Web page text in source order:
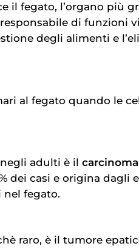
il fegato, l’organo più
di funzioni
degli alimenti e
al fegato quando le
adulti è il
dei casi e origina dagli
fegato.
raro, è il tumore